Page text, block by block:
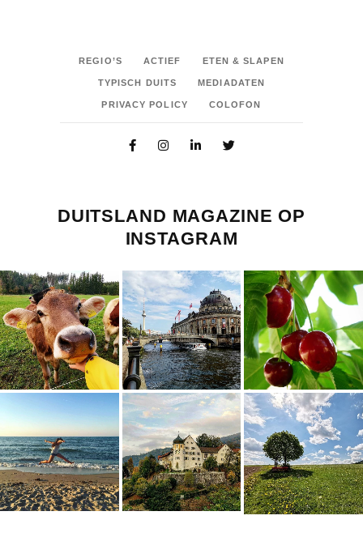
REGIO’S ACTIEF ETEN & SLAPEN
TYPISCH DUITS MEDIADATEN
PRIVACY POLICY COLOFON
DUITSLAND MAGAZINE OP
INSTAGRAM